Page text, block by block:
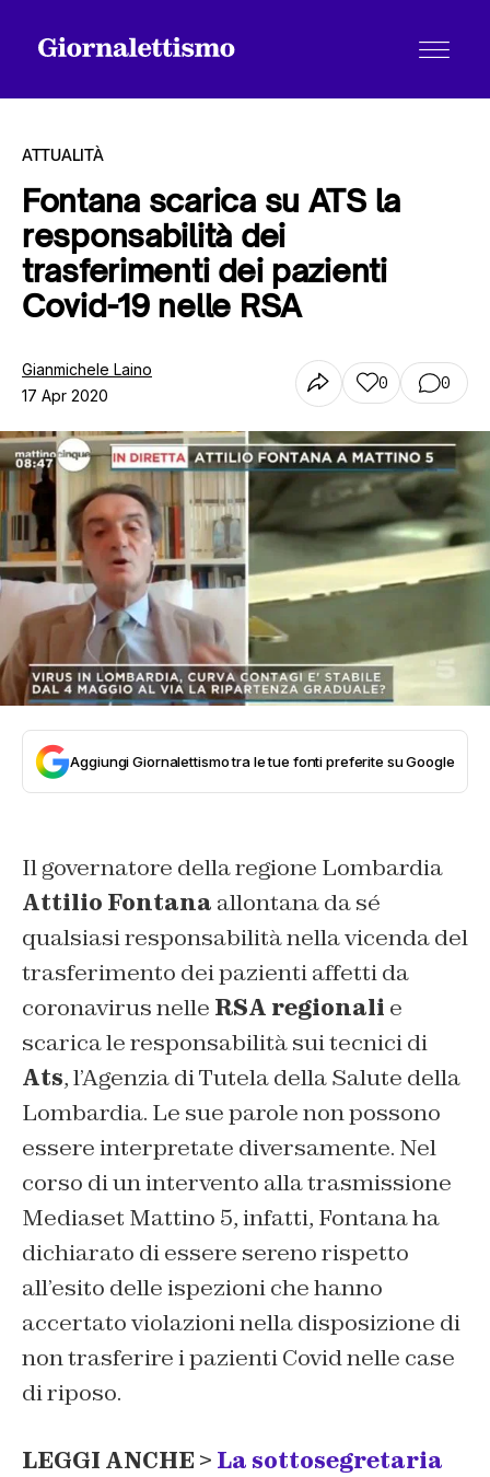
Tutti gli articoli
Contatti
ATTUALITÀ
Fontana scarica su ATS la
responsabilità dei
trasferimenti dei pazienti
Covid-19 nelle RSA
Gianmichele Laino
17 Apr 2020
0 0
Aggiungi Giornalettismo tra le tue fonti preferite su Google
Il governatore della regione Lombardia
Attilio Fontana allontana da sé
qualsiasi responsabilità nella vicenda del
trasferimento dei pazienti affetti da
coronavirus nelle RSA regionali e
scarica le responsabilità sui tecnici di
Ats, l’Agenzia di Tutela della Salute della
Lombardia. Le sue parole non possono
essere interpretate diversamente. Nel
corso di un intervento alla trasmissione
Mediaset Mattino 5, infatti, Fontana ha
dichiarato di essere sereno rispetto
all’esito delle ispezioni che hanno
accertato violazioni nella disposizione di
non trasferire i pazienti Covid nelle case
di riposo.
LEGGI ANCHE > La sottosegretaria